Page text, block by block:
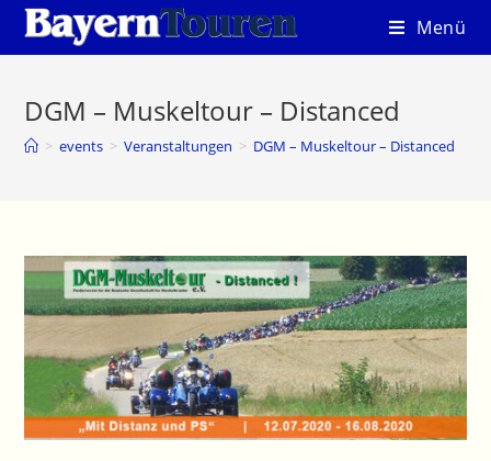
Zum
Inhalt
Menü
DGM – Muskeltour – Distanced
> events > Veranstaltungen > DGM – Muskeltour – Distanced